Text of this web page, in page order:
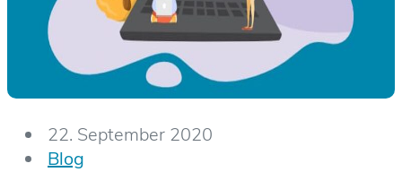
22. September 2020
Blog